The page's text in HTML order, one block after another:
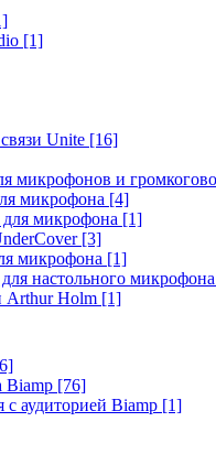
[1]
Unite [16]
и
микрофона [4]
микрофона [1]
[3]
микрофона [1]
настольного микрофона
Arthur Holm [1]
Biamp [76]
аудиторией Biamp [1]